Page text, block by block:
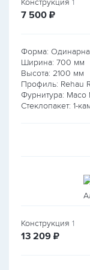
Конструкция 1
7 500 руб.
₽
Форма:
Ширина: 700 мм
Высота: 2100 мм
Профиль: Rehau
Фурнитура: Maco
Стеклопакет: 1-
Конструкция 1
13 209 руб.
₽